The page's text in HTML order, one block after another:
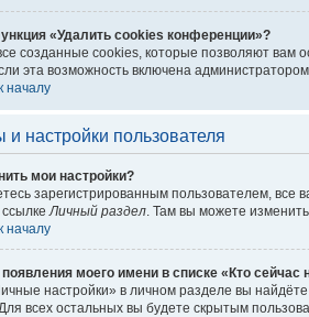
«Удалить cookies конференции»?
созданные cookies, которые позволяют вам
эта возможность включена
началу
настройки пользователя
мои настройки?
зарегистрированным пользователем,
Личный раздел . Там вы можете
началу
моего имени в списке «Кто сейчас
настройки» в личном разделе вы
всех остальных вы будете скрытым